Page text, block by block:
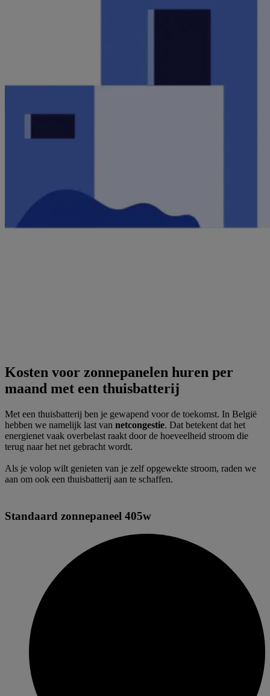
Kosten voor zonnepanelen huren per
maand met een thuisbatterij
Met een thuisbatterij ben je gewapend voor de toekomst. In België
hebben we namelijk last van netcongestie. Dat betekent dat het
energienet vaak overbelast raakt door de hoeveelheid stroom die
terug naar het net gebracht wordt.
Als je volop wilt genieten van je zelf opgewekte stroom, raden we
aan om ook een thuisbatterij aan te schaffen.
Standaard zonnepaneel 405w